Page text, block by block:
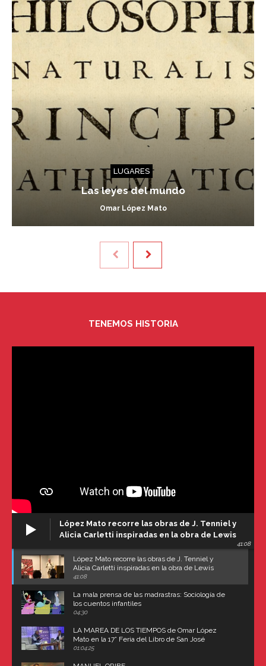
LUGARES
Las leyes del mundo
Omar López Mato
TENEMOS HISTORIA
López Mato recorre las obras de J. Tenniel y
Alicia Carletti inspiradas en la obra de Lewis
41:08
López Mato recorre las obras de J. Tenniel y
Alicia Carletti inspiradas en la obra de Lewis
Carroll
41:08
La mala prensa de las madrastras: Sociología de
los cuentos infantiles
04:30
LA MAREA DE LOS TIEMPOS de Omar López
Mato en la 17° Feria del Libro de San José
(Uruguay)
01:04:25